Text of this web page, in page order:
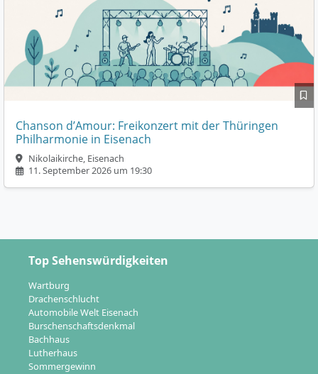
Chanson d’Amour: Freikonzert mit der Thüringen
Philharmonie in Eisenach
Nikolaikirche, Eisenach
11. September 2026 um 19:30
Top Sehenswürdigkeiten
Wartburg
Drachenschlucht
Automobile Welt Eisenach
Burschenschaftsdenkmal
Bachhaus
Lutherhaus
Sommergewinn